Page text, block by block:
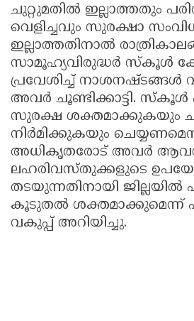
ചുറ്റുമതിൽ ഇല്ലാത്തതും
വെളിച്ചവും സുരക്ഷാ
ഇല്ലാത്തതിനാൽ
സാമൂഹ്യവിരുദ്ധർ സ്കൂൾ
പ്രവേശിച്ച് നാശനഷ്ടങ്ങൾ
അവർ ചൂണ്ടിക്കാട്ടി. സ്കൂൾ
സുരക്ഷ ശക്തമാക്കുകയും
നിർമിക്കുകയും
അധികൃതരോട് അവർ
ലഹരിവസ്തുക്കളുടെ
തടയുന്നതിനായി
കൂടുതൽ
വകുപ്പ് അറിയിച്ചു.